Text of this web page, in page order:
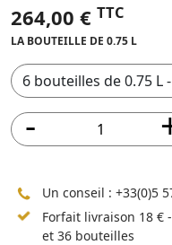
264,00 € TTC
LA BOUTEILLE DE 0.75 L
Un conseil : +33(0)5
Forfait livraison 18 €
et 36 bouteilles